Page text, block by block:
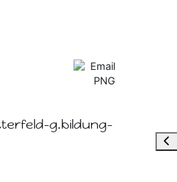
g.bildung-